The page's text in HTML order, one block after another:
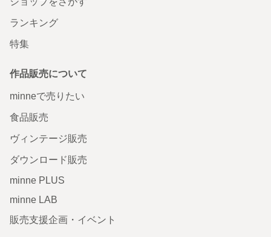
ランキング
特集
作品販売について
minneで売りたい
食品販売
ヴィンテージ販売
ダウンロード販売
minne PLUS
minne LAB
販売支援企画・イベント